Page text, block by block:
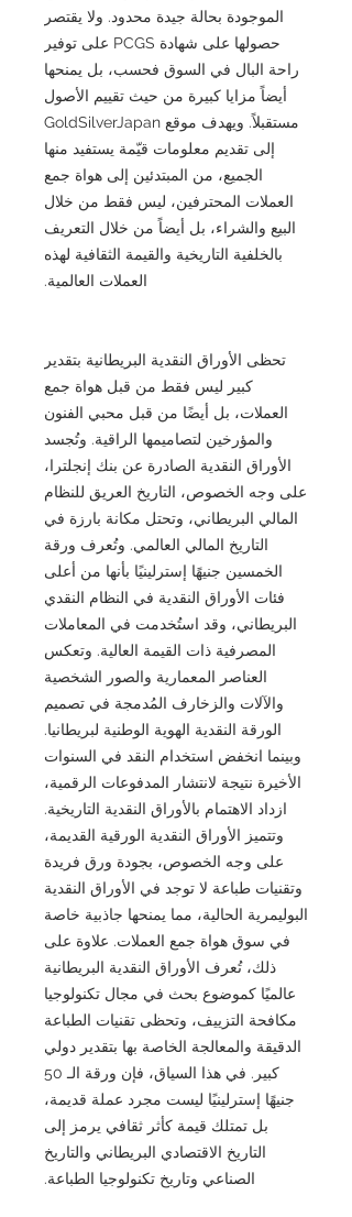
الموجودة بحالة جيدة محدود. ولا يقتصر
حصولها على شهادة PCGS على توفير
راحة البال في السوق فحسب، بل يمنحها
أيضاً مزايا كبيرة من حيث تقييم الأصول
مستقبلاً. ويهدف موقع GoldSilverJapan
إلى تقديم معلومات قيّمة يستفيد منها
الجميع، من المبتدئين إلى هواة جمع
العملات المحترفين، ليس فقط من خلال
البيع والشراء، بل أيضاً من خلال التعريف
بالخلفية التاريخية والقيمة الثقافية لهذه
العملات العالمية.
تحظى الأوراق النقدية البريطانية بتقدير
كبير ليس فقط من قبل هواة جمع
العملات، بل أيضًا من قبل محبي الفنون
والمؤرخين لتصاميمها الراقية. وتُجسد
الأوراق النقدية الصادرة عن بنك إنجلترا،
على وجه الخصوص، التاريخ العريق للنظام
المالي البريطاني، وتحتل مكانة بارزة في
التاريخ المالي العالمي. وتُعرف ورقة
الخمسين جنيهًا إسترلينيًا بأنها من أعلى
فئات الأوراق النقدية في النظام النقدي
البريطاني، وقد استُخدمت في المعاملات
المصرفية ذات القيمة العالية. وتعكس
العناصر المعمارية والصور الشخصية
والآلات والزخارف المُدمجة في تصميم
الورقة النقدية الهوية الوطنية لبريطانيا.
وبينما انخفض استخدام النقد في السنوات
الأخيرة نتيجة لانتشار المدفوعات الرقمية،
ازداد الاهتمام بالأوراق النقدية التاريخية.
وتتميز الأوراق النقدية الورقية القديمة،
على وجه الخصوص، بجودة ورق فريدة
وتقنيات طباعة لا توجد في الأوراق النقدية
البوليمرية الحالية، مما يمنحها جاذبية خاصة
في سوق هواة جمع العملات. علاوة على
ذلك، تُعرف الأوراق النقدية البريطانية
عالميًا كموضوع بحث في مجال تكنولوجيا
مكافحة التزييف، وتحظى تقنيات الطباعة
الدقيقة والمعالجة الخاصة بها بتقدير دولي
كبير. في هذا السياق، فإن ورقة الـ 50
جنيهًا إسترلينيًا ليست مجرد عملة قديمة،
بل تمتلك قيمة كأثر ثقافي يرمز إلى
التاريخ الاقتصادي البريطاني والتاريخ
الصناعي وتاريخ تكنولوجيا الطباعة.